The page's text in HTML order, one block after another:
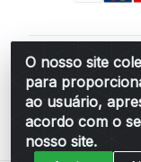
O nosso site
para
ao usuário,
acordo com o
nosso site.
Belchior
Vereador
Bárbara